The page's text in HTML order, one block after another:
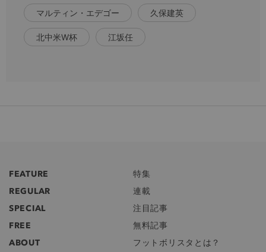
マルティン・エデゴー 久保建英
北中米W杯 江坂任
FEATURE
特集
REGULAR
連載
SPECIAL
注目記事
FREE
無料記事
ABOUT
フットボリスタとは？